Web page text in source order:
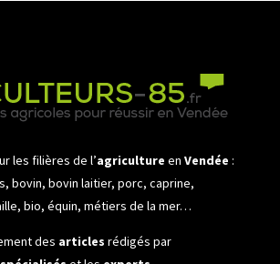
les filières de l’agriculture en Vendée :
bovin, bovin laitier, porc, caprine,
bio, équin, métiers de la mer…
des articles rédigés par